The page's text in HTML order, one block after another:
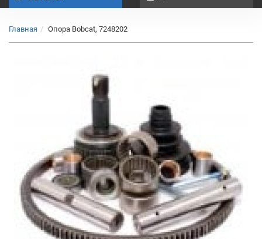
Главная Опора Bobcat, 7248202